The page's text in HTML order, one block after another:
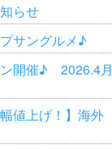
らせ
サングルメ♪
開催♪ 2026.4月
値上げ！】海外